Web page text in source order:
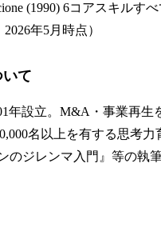
(1990) 6コアスキルす
年5月時点）
て
年設立。M&A・事業再生
名以上を有する思考
ジレンマ入門』等の執